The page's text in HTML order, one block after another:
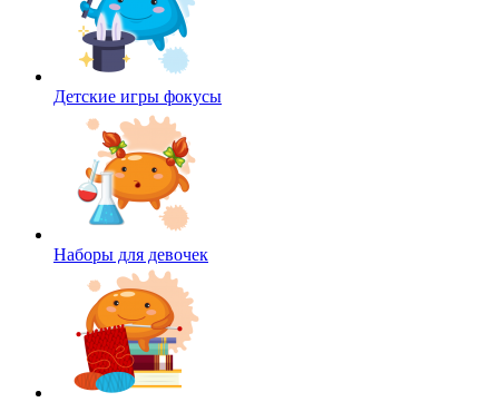
Детские игры фокусы
Наборы для девочек